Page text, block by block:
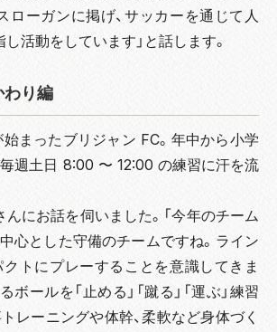
ローガンに掲げ、サッカーを通じて人
活動をしています」と話します。
わり編
まったブリジャン FC。年中から小学
週土日 8:00 〜 12:00 の練習に汗を流
にお話を伺いました。「今年のチーム
心とした守備のチームですね。ライン
クトにプレーすることを意識してきま
ボールを「止める」「蹴る」「運ぶ」練習
レーニングや体幹、柔軟など身体づく